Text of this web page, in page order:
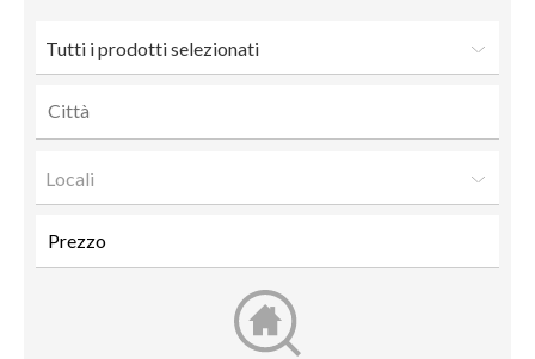
Tutti i prodotti selezionati
Locali